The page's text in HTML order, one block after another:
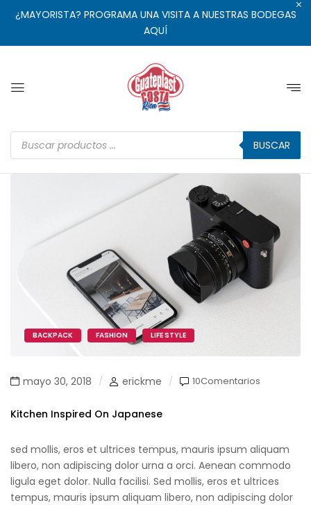
¿MAYORISTA? PROGRAMA UNA VISITA A NUESTRAS BODEGAS
AQUÍ
BUSCAR
BACKPACK FASHION LIFE STYLE
mayo 30, 2018 erickme 10Comentarios
Kitchen Inspired On Japanese
sed mollis, eros et ultrices tempus, mauris ipsum aliquam
libero, non adipiscing dolor urna a orci. Aenean commodo
ligula eget dolor. Nulla facilisi. Sed mollis, eros et ultrices
tempus, mauris ipsum aliquam libero, non adipiscing dolor